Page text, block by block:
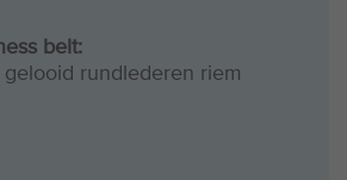
belt:
gelooid rundlederen riem